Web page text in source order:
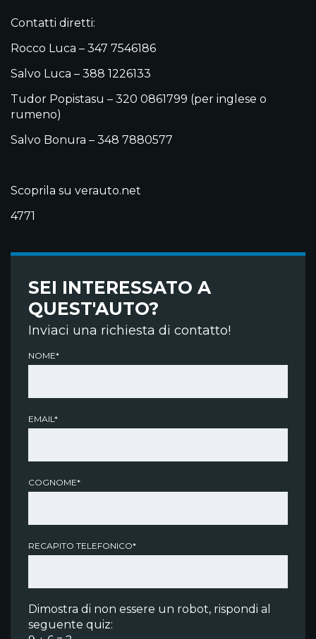
Contatti diretti:
Rocco Luca – 347 7546186
Salvo Luca – 388 1226133
Tudor Popistasu – 320 0861799 (per inglese o
rumeno)
Salvo Bonura – 348 7880577
Scoprila su verauto.net
4771
SEI INTERESSATO A
QUEST'AUTO?
Inviaci una richiesta di contatto!
NOME*
EMAIL*
COGNOME*
RECAPITO TELEFONICO*
Dimostra di non essere un robot, rispondi al
seguente quiz: